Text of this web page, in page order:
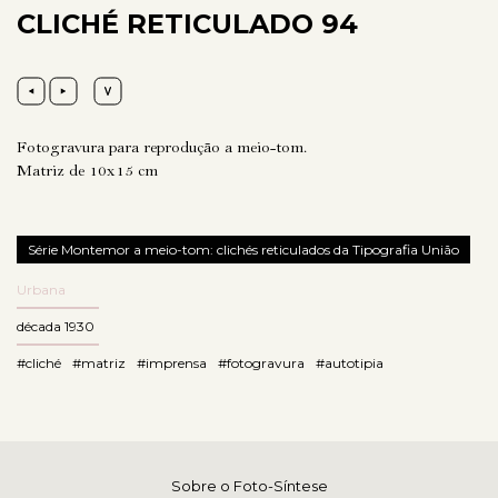
CLICHÉ RETICULADO 94
Fotogravura para reprodução a meio-tom.
Matriz de 10x15 cm
Série Montemor a meio-tom: clichés reticulados da Tipografia União
Urbana
década 1930
#cliché #matriz #imprensa #fotogravura #autotipia
Sobre o Foto-Síntese